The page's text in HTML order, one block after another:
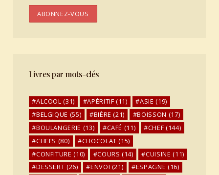
Livres par mots-clés
ALCOOL (31) APÉRITIF (11) ASIE (19)
BELGIQUE (55) BIÈRE (21) BOISSON (17)
BOULANGERIE (13) CAFÉ (11) CHEF (144)
CHEFS (80) CHOCOLAT (15)
CONFITURE (10) COURS (14) CUISINE (11)
DESSERT (26) ENVOI (21) ESPAGNE (16)